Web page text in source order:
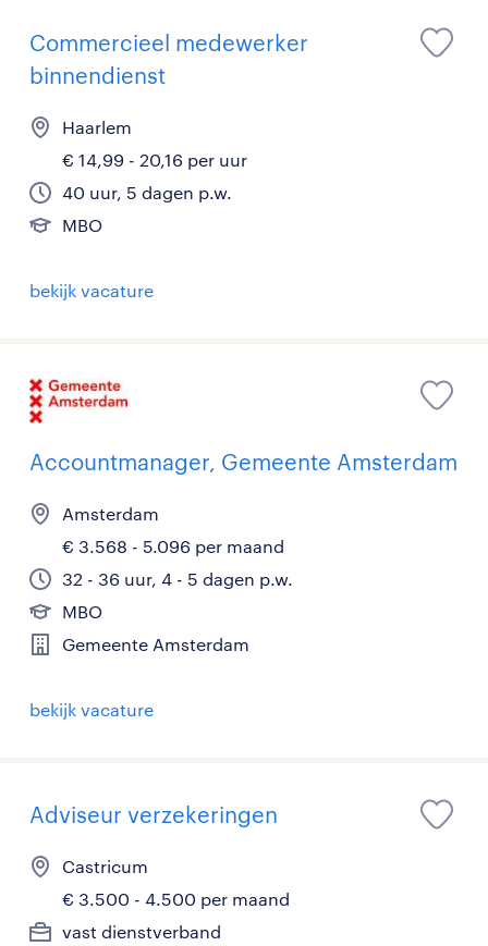
Commercieel medewerker
binnendienst
Haarlem
€ 14,99 - 20,16 per uur
40 uur, 5 dagen p.w.
MBO
bekijk vacature
Accountmanager, Gemeente Amsterdam
Amsterdam
€ 3.568 - 5.096 per maand
32 - 36 uur, 4 - 5 dagen p.w.
MBO
Gemeente Amsterdam
bekijk vacature
Adviseur verzekeringen
Castricum
€ 3.500 - 4.500 per maand
vast dienstverband